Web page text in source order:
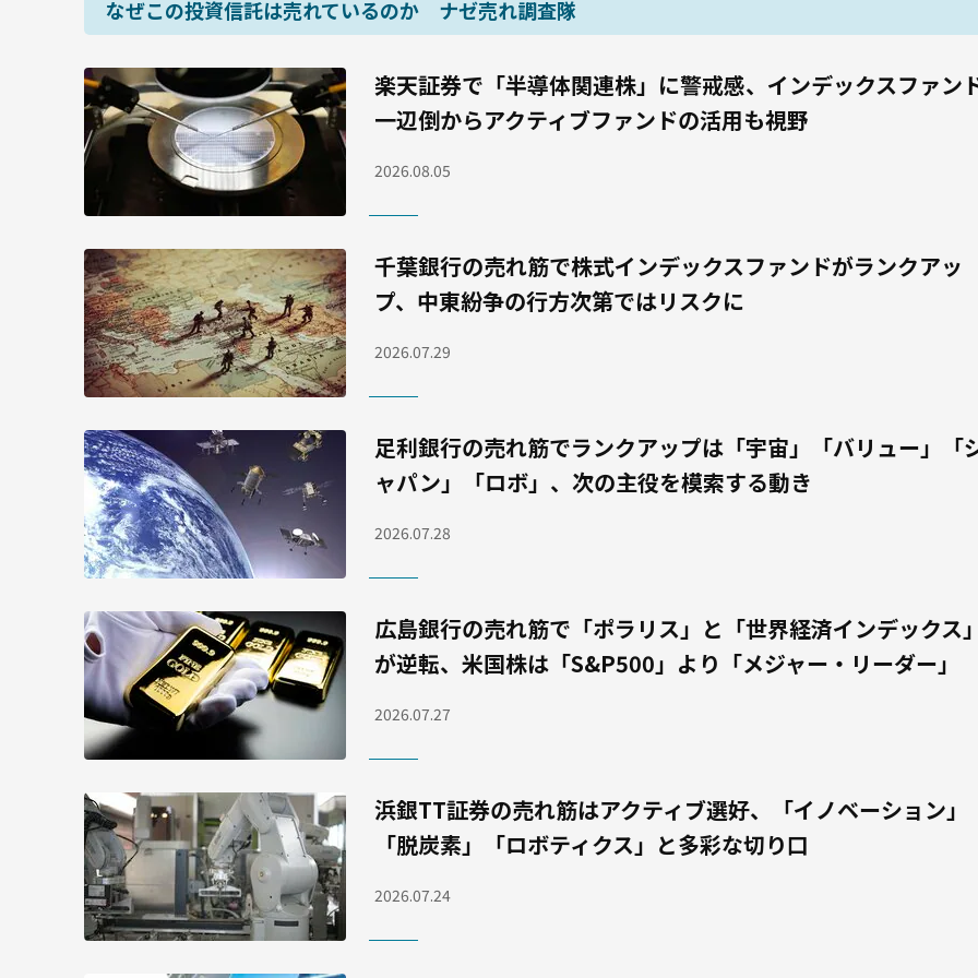
なぜこの投資信託は売れているのか ナゼ売れ調査隊
楽天証券で「半導体関連株」に警戒感、インデックスファン
一辺倒からアクティブファンドの活用も視野
2026.08.05
千葉銀行の売れ筋で株式インデックスファンドがランクアッ
プ、中東紛争の行方次第ではリスクに
2026.07.29
足利銀行の売れ筋でランクアップは「宇宙」「バリュー」「
ャパン」「ロボ」、次の主役を模索する動き
2026.07.28
広島銀行の売れ筋で「ポラリス」と「世界経済インデックス
が逆転、米国株は「S&P500」より「メジャー・リーダー」
2026.07.27
浜銀TT証券の売れ筋はアクティブ選好、「イノベーション」
「脱炭素」「ロボティクス」と多彩な切り口
2026.07.24